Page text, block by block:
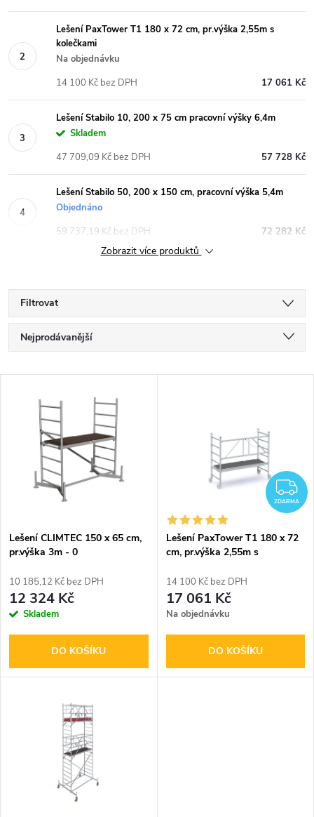
Lešení PaxTower T1 180 x 72 cm, pr.výška 2,55m s
kolečkami
Na objednávku
17 061 Kč
14 100 Kč bez DPH
Lešení Stabilo 10, 200 x 75 cm pracovní výšky 6,4m
Skladem
57 728 Kč
47 709,09 Kč bez DPH
Lešení Stabilo 50, 200 x 150 cm, pracovní výška 5,4m
Objednáno
72 282 Kč
59 737,19 Kč bez DPH
Zobrazit více produktů
Filtrovat
Ř
a
p
r
o
u
Nejprodávanější
Nejdražší
Abecedně
s
p
r
o
d
Lešení CLIMTEC 150 x 65 cm,
pr.výška 3m - 0
10 185,12 Kč bez DPH
12 324 Kč
Skladem
DO KOŠÍKU
ZDARMA
Lešení PaxTower T1 180 x 72
cm, pr.výška 2,55m s
14 100 Kč bez DPH
17 061 Kč
Na objednávku
DO KOŠÍKU